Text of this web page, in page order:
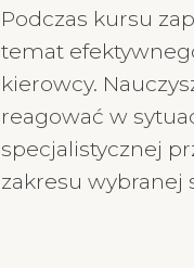
Podczas kursu
temat
kierowcy.
reagować w
specjalistycznej
zakresu wybranej